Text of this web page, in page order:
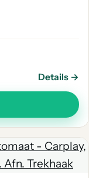
Details →